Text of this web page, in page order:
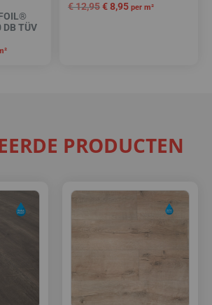
DB TÜV
€12,95€8,95 per m²
PRODUCTEN